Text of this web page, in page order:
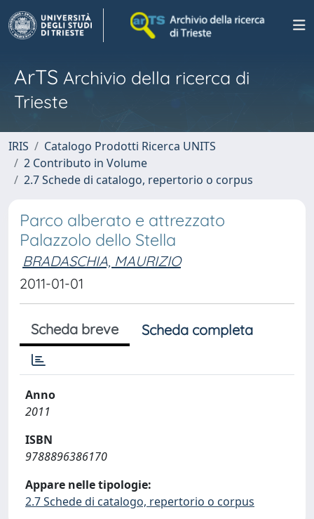
ArTS Archivio della ricerca di
Trieste
IRIS
Catalogo Prodotti Ricerca UNITS
2 Contributo in Volume
2.7 Schede di catalogo, repertorio o corpus
Parco alberato e attrezzato
Palazzolo dello Stella
BRADASCHIA, MAURIZIO
2011-01-01
Scheda breve Scheda completa
Anno
2011
ISBN
9788896386170
Appare nelle tipologie:
2.7 Schede di catalogo, repertorio o corpus